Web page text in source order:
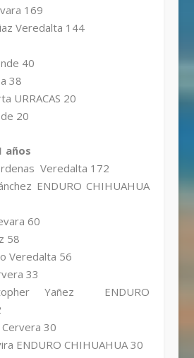
169
Veredalta 144
40
38
URRACAS 20
20
años
Veredalta 172
ENDURO CHIHUAHUA
60
58
Veredalta 56
33
Yañez ENDURO
30
ENDURO CHIHUAHUA 30